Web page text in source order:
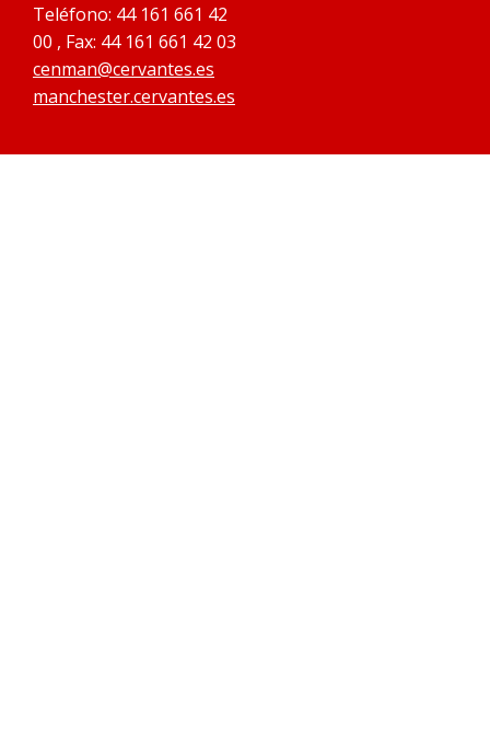
Teléfono: 44 161 661 42
00 , Fax: 44 161 661 42 03
cenman@cervantes.es
manchester.cervantes.es